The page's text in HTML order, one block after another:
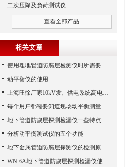
二次压降及负荷测试仪
查看全部产品
相关文章
使用埋地管道防腐层检测仪时所需要注意的事项介绍
动平衡仪的使用
上海旺徐厂家10kV发、供电系统高电实验设备的配置方案
每个用户都需要知道现场动平衡测量仪的一些知识
地下管道防腐层探测检漏仪一些特点介绍以及组成结构
分析动平衡测试仪的五个功能
地下金属管道防腐层探测仪的检测原理及方法
WN-6A地下管道防腐层探测检漏仪使用的特性存在哪些方面